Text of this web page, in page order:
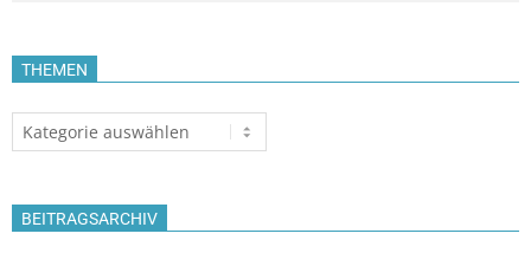
THEMEN
Themen
BEITRAGSARCHIV